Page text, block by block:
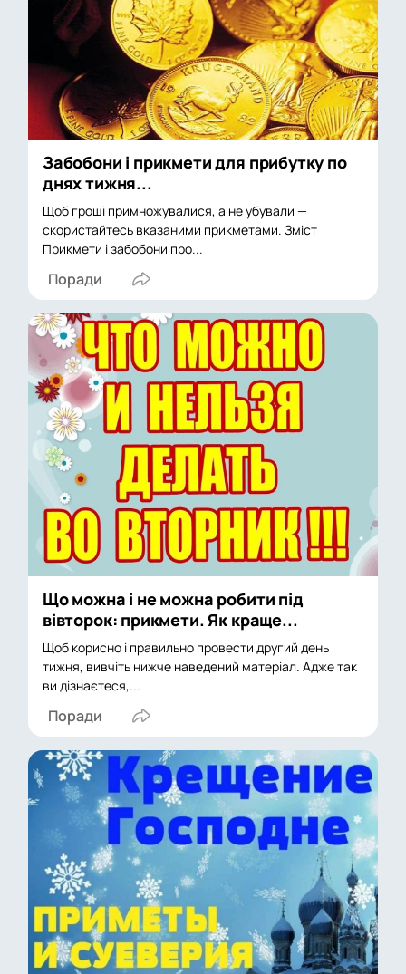
Забобони і прикмети для прибутку по
днях тижня...
Щоб гроші примножувалися, а не убували —
скористайтесь вказаними прикметами. Зміст
Прикмети і забобони про...
Поради
Що можна і не можна робити під
вівторок: прикмети. Як краще...
Щоб корисно і правильно провести другий день
тижня, вивчіть нижче наведений матеріал. Адже так
ви дізнаєтеся,...
Поради